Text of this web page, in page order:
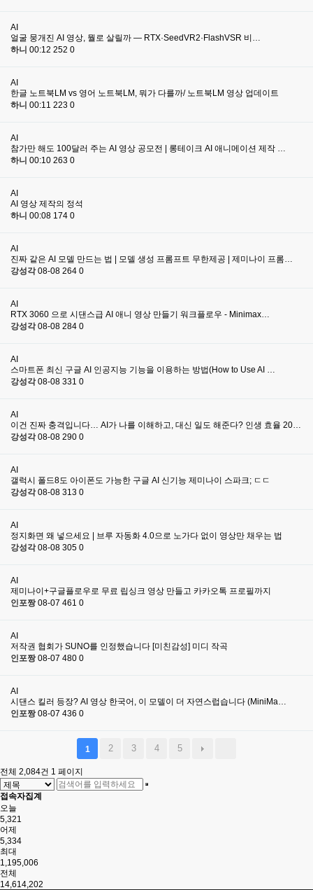
AI
얼굴 뭉개진 AI 영상, 뭘로 살릴까 — RTX·SeedVR2·FlashVSR 비…
하니 00:12 252 0
AI
한글 노트북LM vs 영어 노트북LM, 뭐가 다를까/ 노트북LM 영상 업데이트
하니 00:11 223 0
AI
참가만 해도 100달러 주는 AI 영상 공모전 | 롱테이크 AI 애니메이션 제작 …
하니 00:10 263 0
AI
AI 영상 제작의 정석
하니 00:08 174 0
AI
진짜 같은 AI 모델 만드는 법 | 모델 생성 프롬프트 무한제공 | 제미나이 프롬…
강성각 08-08 264 0
AI
RTX 3060 으로 시댄스급 AI 애니 영상 만들기 워크플로우 - Minimax…
강성각 08-08 284 0
AI
스마트폰 최신 구글 AI 인공지능 기능을 이용하는 방법(How to Use AI …
강성각 08-08 331 0
AI
이건 진짜 충격입니다… AI가 나를 이해하고, 대신 일도 해준다? 인생 효율 20…
강성각 08-08 290 0
AI
갤럭시 폴드8도 아이폰도 가능한 구글 AI 신기능 제미나이 스파크; ㄷㄷ
강성각 08-08 313 0
AI
정지화면 왜 넣으세요 | 브루 자동화 4.0으로 노가다 없이 영상만 채우는 법
강성각 08-08 305 0
AI
제미나이+구글플로우로 무료 립싱크 영상 만들고 카카오톡 프로필까지
인포짱 08-07 461 0
AI
저작권 협회가 SUNO를 인정했습니다 [미친감성] 미디 작곡
인포짱 08-07 480 0
AI
시댄스 킬러 등장? AI 영상 한국어, 이 모델이 더 자연스럽습니다 (MiniMa…
인포짱 08-07 436 0
1 2 3 4 5
전체 2,084건 1 페이지
접속자집계
오늘
5,321
어제
5,334
최대
1,195,006
전체
14,614,202